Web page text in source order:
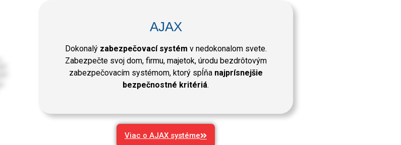
AJAX
Dokonalýzabezpečovací systém v nedokonalom svete.
Zabezpečte svoj dom, firmu, majetok, úrodu bezdrôtovým
zabezpečovacím systémom, ktorý spĺňa najprísnejšie
bezpečnostné kritériá.
Viac o AJAX systéme